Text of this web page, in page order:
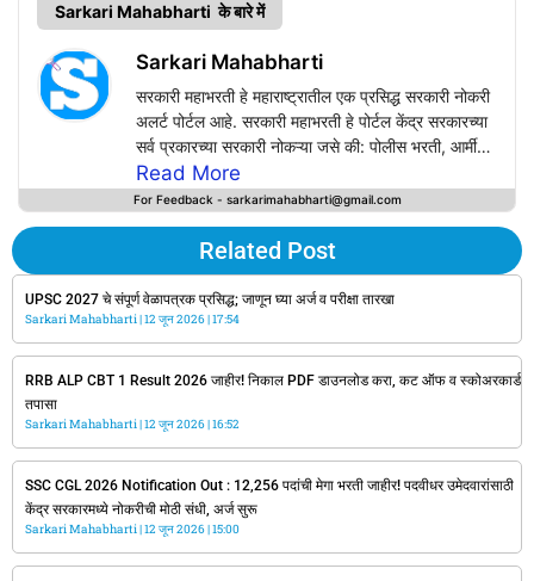
Sarkari Mahabharti के बारे में
Sarkari Mahabharti
सरकारी महाभरती हे महाराष्ट्रातील एक प्रसिद्ध सरकारी नोकरी
अलर्ट पोर्टल आहे. सरकारी महाभरती हे पोर्टल केंद्र सरकारच्या
सर्व प्रकारच्या सरकारी नोकऱ्या जसे की: पोलीस भरती, आर्मी
भरती, रेल्वे भरती, Bank Jobs, SSC, UPSC, PSC,
Defence Jobs तसेच सर्व राज्य सरकारच्या सरकारी
नोकऱ्यांचे अपडेट्स सर्वप्रथम या वेबसाईटवर प्राप्त करू शकत
आपल्या वापरकर्त्यांसाठी अचूक, वेळेवर, सत्य आणि विश्वसनीय
माहिती प्रदान करण्याचे काम करते.
Sarkarimahabharti.com वर सरकारी विभागाच्या
अधिकृत जाहिरातींच्या आधारेच सरकारी नोकऱ्यांची नोटिफिकेशन
उपलब्ध करून दिली जाते.
Read More
For Feedback - sarkarimahabharti@gmail.com
Related Post
UPSC 2027 चे संपूर्ण वेळापत्रक प्रसिद्ध; जाणून घ्या अर्ज व परीक्षा तारखा
Sarkari Mahabharti 12 जून 2026 17:54
RRB ALP CBT 1 Result 2026 जाहीर! निकाल PDF डाउनलोड करा, कट ऑफ व स्कोअरकार्ड
तपासा
Sarkari Mahabharti 12 जून 2026 16:52
SSC CGL 2026 Notification Out : 12,256 पदांची मेगा भरती जाहीर! पदवीधर उमेदवारांसाठी
केंद्र सरकारमध्ये नोकरीची मोठी संधी, अर्ज सुरू
Sarkari Mahabharti 12 जून 2026 15:00